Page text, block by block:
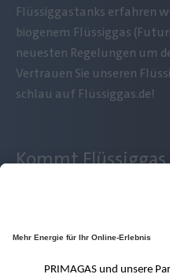
Kommt
Flüssiggastanks erfahren
biogenem Flüssiggas
neuesten Regelungen um
Vertrauen Sie unseren
schlau auf Flüssiggas.de!